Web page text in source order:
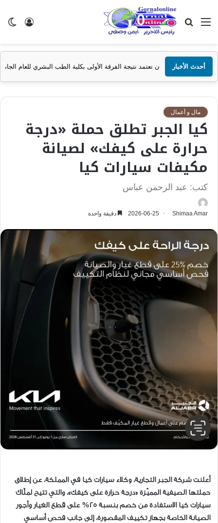
تسجيل
القائمة بحث
عن
أحدث الأخبار
تعتمد نتيجة الفرقة الأولى بكلية الطب البشري للعام الجامعي 2025/2026
مال و أعمال
كيا الجبر تطلق حملة «درجة
حرارة على كيفك» لصيانة
مكيفات سيارات كيا
كتب: عبد الرحمن عباس
Shimaa Amar
2026-06-25 دقيقة واحدة
أعلنت شركة الجبر التجارية، وكلاء سيارات كيا في المملكة، عن إطلاق
حملتها الصيفية المميّزة «درجة حرارة على كيفك»، والتي تتيح لملّاك
سيارات كيا الاستفادة من خصم بنسبة 25% على قطع الغيار وأجور
الصيانة الخاصة بجهاز تكييف المقصورة، إلى جانب فحص أساسي